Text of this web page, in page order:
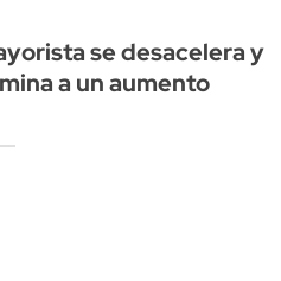
se desacelera y
a un aumento